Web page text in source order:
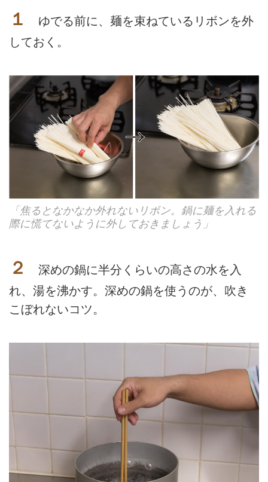
１
ゆでる前に、麺を束ねているリボンを外
しておく。
「焦るとなかなか外れないリボン。鍋に麺を入れる
際に慌てないように外しておきましょう」
２
深めの鍋に半分くらいの高さの水を入
れ、湯を沸かす。深めの鍋を使うのが、吹き
こぼれないコツ。